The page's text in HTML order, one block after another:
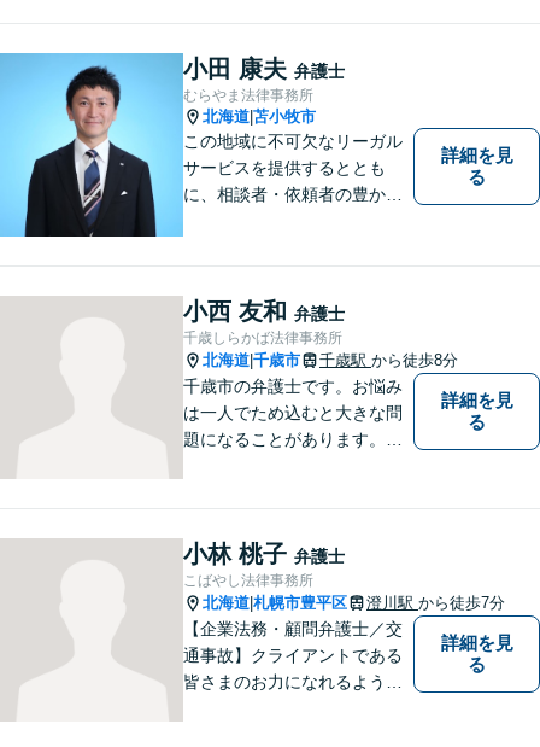
小田 康夫 弁護士
むらやま法律事務所
北海道 苫小牧市
この地域に不可欠なリーガル
サービスを提供するととも
に、相談者・依頼者の豊かな
士小田康夫）
詳細を見
る
小西 友和 弁護士
千歳しらかば法律事務所
北海道 千歳市 千歳駅 から徒歩8分
千歳市の弁護士です。お悩み
は一人でため込むと大きな問
題になることがあります。ぜ
詳細を見
る
小林 桃子 弁護士
こばやし法律事務所
北海道 札幌市豊平区 澄川駅 から徒歩7分
【企業法務・顧問弁護士／交
通事故】クライアントである
皆さまのお力になれるよう全
詳細を見
る